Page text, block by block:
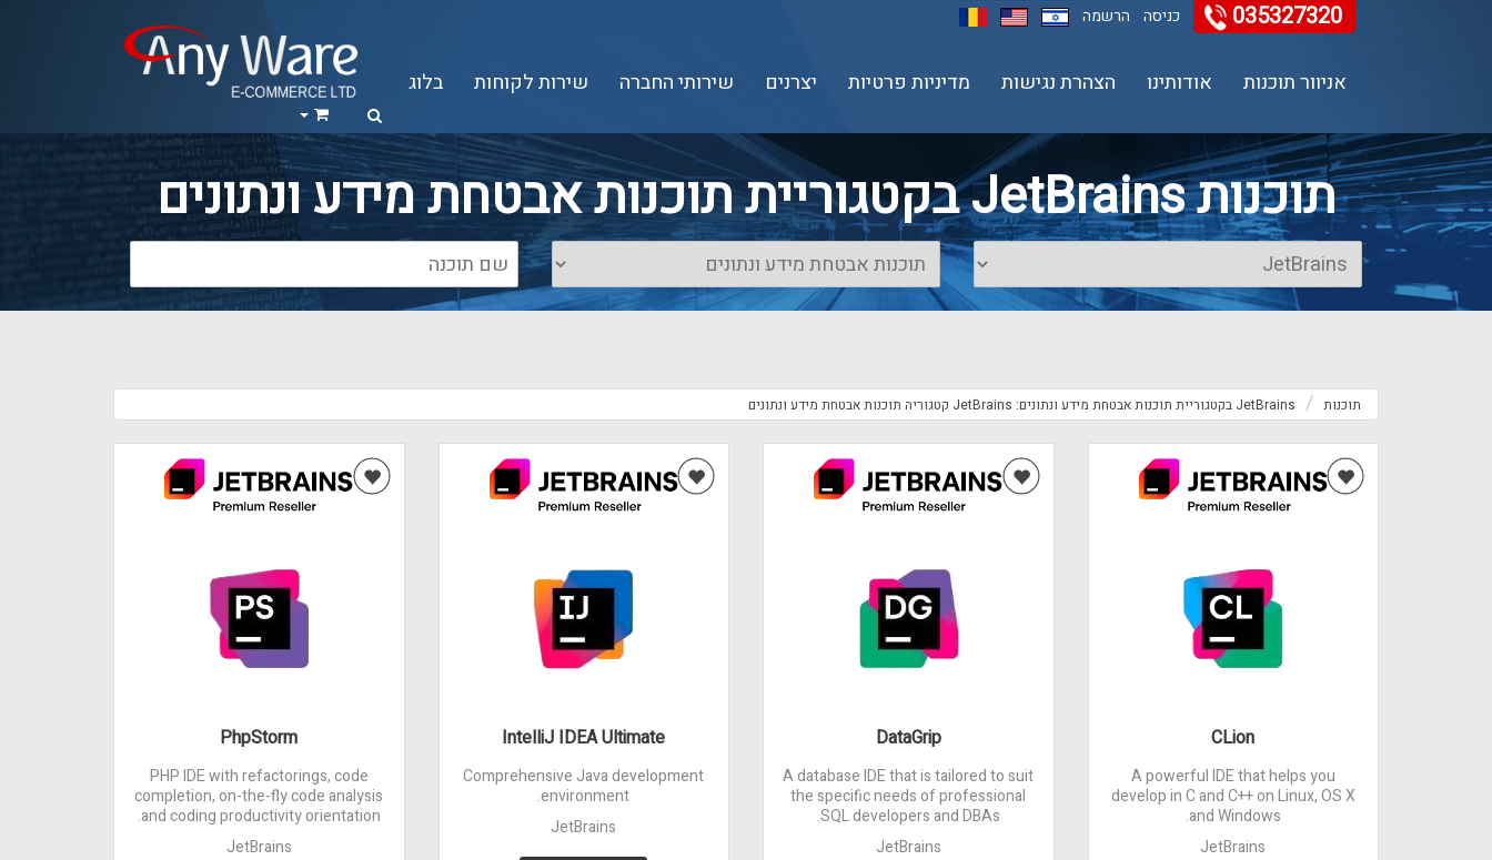
035327320 כניסה הרשמה
אניוור תוכנות אודותינו הצהרת נגישות מדיניות פרטיות יצרנים שירותי החברה שירות לקוחות בלוג
תוכנות JetBrains בקטגוריית תוכנות אבטחת מידע ונתונים
תוכנות JetBrains בקטגוריית תוכנות אבטחת מידע ונתונים: JetBrains קטגוריה תוכנות אבטחת מידע ונתונים
CLion
A powerful IDE that helps you
develop in C and C++ on Linux, OS X
and Windows.
JetBrains
DataGrip
A database IDE that is tailored to suit
the specific needs of professional
SQL developers and DBAs.
JetBrains
IntelliJ IDEA Ultimate
Comprehensive Java development
environment.
JetBrains
PhpStorm
PHP IDE with refactorings, code
completion, on-the-fly code analysis
and coding productivity orientation.
JetBrains